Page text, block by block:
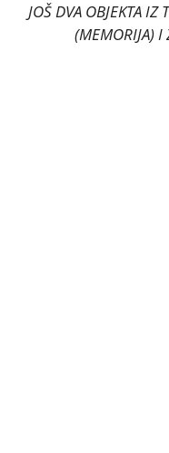
JOŠ DVA OBJEKTA IZ
(MEMORIJA) I